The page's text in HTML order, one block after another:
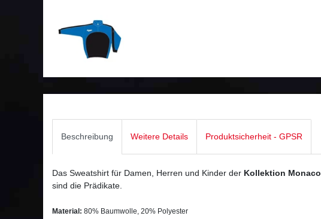
Beschreibung Weitere Details Produktsicherheit - GPSR
Das Sweatshirt für Damen, Herren und Kinder der Kollektion Monaco
sind die Prädikate.
Material: 80% Baumwolle, 20% Polyester